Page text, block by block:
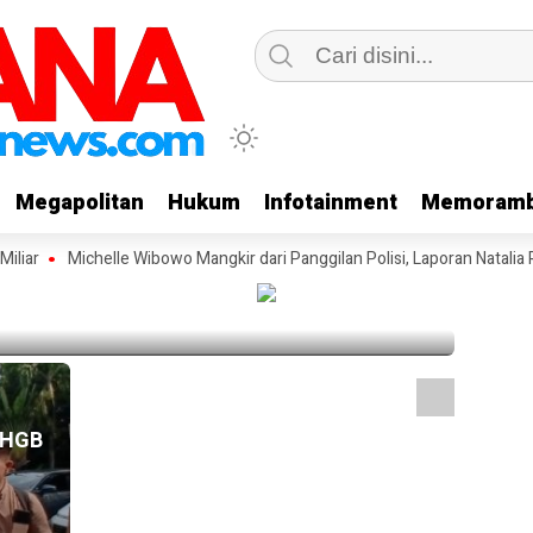
Megapolitan Hukum Infotainment
Megapolitan Hukum Infotainment
Michelle Wibowo Mangkir dari Panggilan Polisi, Laporan Natalia